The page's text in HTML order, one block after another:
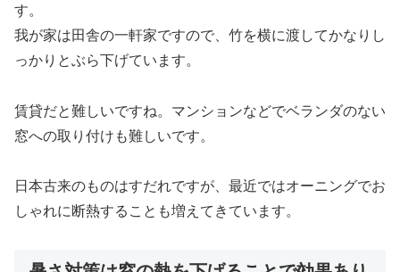
す。
我が家は田舎の一軒家ですので、竹を横に渡してかなりし
っかりとぶら下げています。
賃貸だと難しいですね。マンションなどでベランダのない
窓への取り付けも難しいです。
日本古来のものはすだれですが、最近ではオーニングでお
しゃれに断熱することも増えてきています。